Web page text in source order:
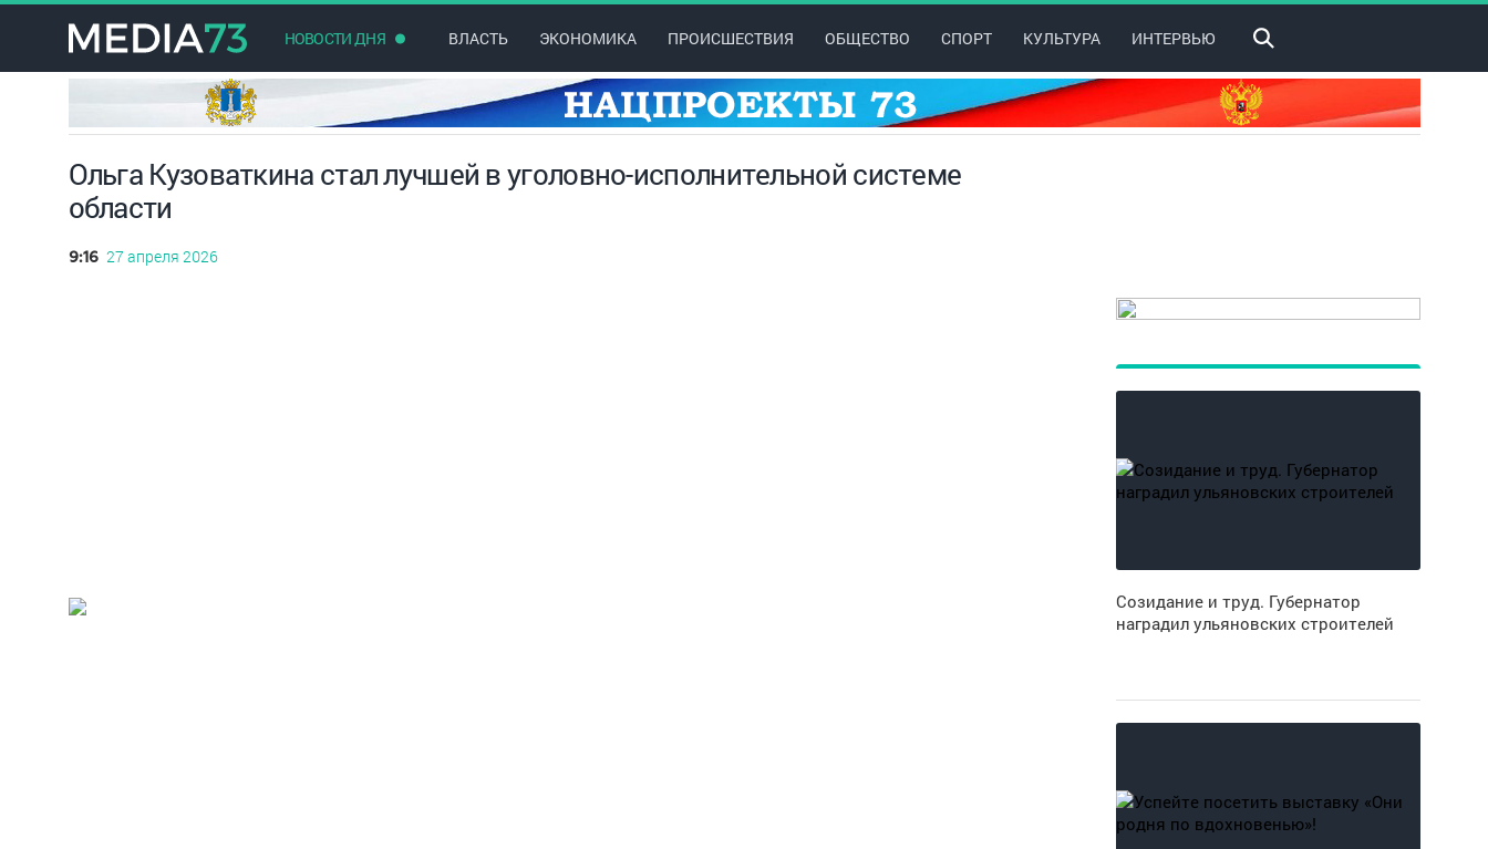
НОВОСТИ ДНЯ ВЛАСТЬ ЭКОНОМИКА ПРОИСШЕСТВИЯ ОБЩЕСТВО СПОРТ КУЛЬТУРА ИНТЕРВЬЮ
Ольга Кузоваткина стал лучшей в уголовно-исполнительной системе
области
9:16 27 апреля 2026
Созидание и труд. Губернатор
наградил ульяновских строителей